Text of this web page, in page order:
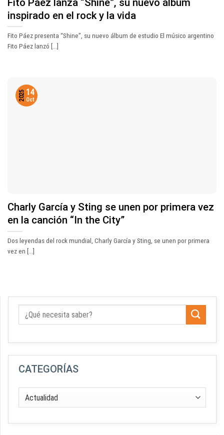
inspirado en el rock y la vida
Fito Páez presenta “Shine”, su nuevo álbum de estudio El músico argentino
Fito Páez lanzó [...]
Charly García y Sting se unen por primera vez
en la canción “In the City”
Dos leyendas del rock mundial, Charly García y Sting, se unen por primera
vez en [...]
14
Oct
2025
CATEGORÍAS